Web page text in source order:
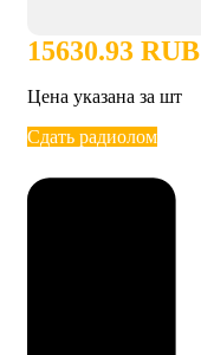
15630.93 RUB
Цена указана за шт
Сдать радиолом